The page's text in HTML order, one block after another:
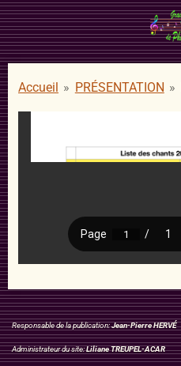
Passer
au
contenu
principal
Accueil » PRÉSENTATION »
Responsable de la publication:Jean-Pierre HERVÉ
Administrateur du site:Liliane TREUPEL-ACAR